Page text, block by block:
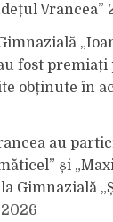
Vrancea”
fost
obținute în
au
și
Gimnazială